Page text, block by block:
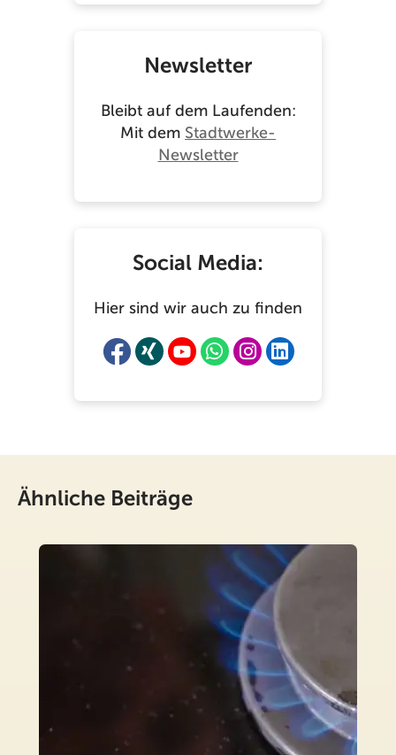
Newsletter
Bleibt auf dem Laufenden:
Mit dem Stadtwerke-
Newsletter
Social Media:
Hier sind wir auch zu finden
Ähnliche Beiträge